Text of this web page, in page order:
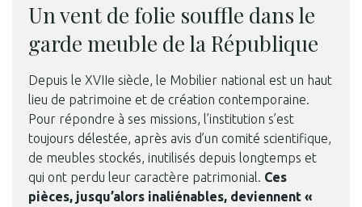
Un vent de folie souffle dans le
garde meuble de la République
Depuis le XVIIe siècle, le Mobilier national est un haut
lieu de patrimoine et de création contemporaine.
Pour répondre à ses missions, l’institution s’est
toujours délestée, après avis d’un comité scientifique,
de meubles stockés, inutilisés depuis longtemps et
qui ont perdu leur caractère patrimonial. Ces
pièces, jusqu’alors inaliénables, deviennent «